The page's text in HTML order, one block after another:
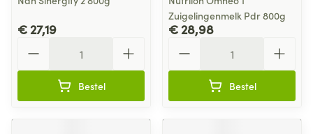
€ 27,19
Bestel
Zuigelingenmelk Pdr 800g
€ 28,98
Bestel